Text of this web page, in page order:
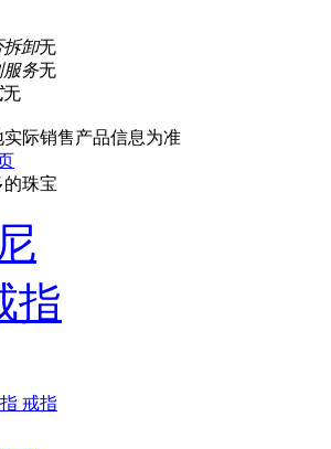
拆卸无
服务无
无
际销售产品信息为准
的珠宝
戒指